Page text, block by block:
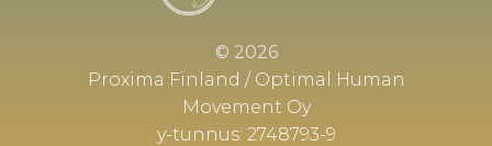
© 2026
Proxima Finland / Optimal Human
Movement Oy
y-tunnus: 2748793-9